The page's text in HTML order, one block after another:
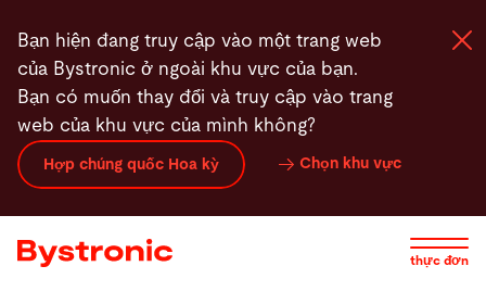
đến
nội
dung
Bạn hiện đang truy cập vào một trang web
của Bystronic ở ngoài khu vực của bạn.
Bạn có muốn thay đổi và truy cập vào trang
web của khu vực của mình không?
Hợp chúng quốc Hoa kỳ Chọn khu vực
thực đơn
Máy và phần mềm
Dịch vụ